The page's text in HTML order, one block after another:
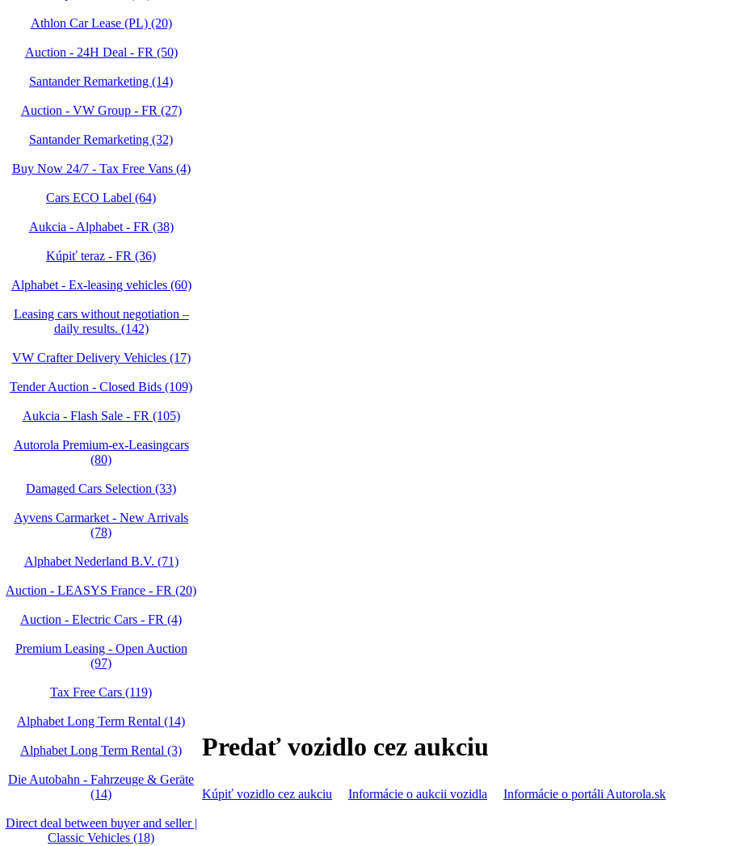
Athlon Car Lease (PL) (20)
Auction - 24H Deal - FR (50)
Santander Remarketing (14)
Auction - VW Group - FR (27)
Santander Remarketing (32)
Buy Now 24/7 - Tax Free Vans (4)
Cars ECO Label (64)
Aukcia - Alphabet - FR (38)
Kúpiť teraz - FR (36)
Alphabet - Ex-leasing vehicles (60)
Leasing cars without negotiation –
daily results. (142)
VW Crafter Delivery Vehicles (17)
Tender Auction - Closed Bids (109)
Aukcia - Flash Sale - FR (105)
Autorola Premium-ex-Leasingcars
(80)
Damaged Cars Selection (33)
Ayvens Carmarket - New Arrivals
(78)
Alphabet Nederland B.V. (71)
Auction - LEASYS France - FR (20)
Auction - Electric Cars - FR (4)
Premium Leasing - Open Auction
(97)
Tax Free Cars (119)
Alphabet Long Term Rental (14)
Alphabet Long Term Rental (3)
Die Autobahn - Fahrzeuge & Geräte
(14)
Direct deal between buyer and seller |
Classic Vehicles (18)
Predať vozidlo cez aukciu
Kúpiť vozidlo cez aukciu Informácie o aukcii vozidla Informácie o portáli Autorola.sk